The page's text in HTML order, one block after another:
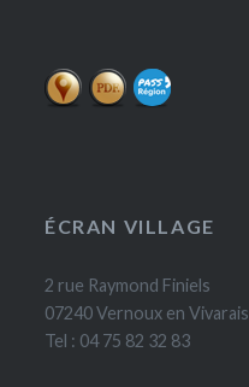
ÉCRAN VILLAGE
2 rue Raymond Finiels
07240 Vernoux en Vivarais
Tel : 04 75 82 32 83